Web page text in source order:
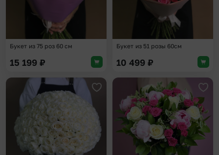
Букет из 75 роз 60 см
15 199 ₽
Букет из 51 розы 60см
10 499 ₽
Добавить в избранное